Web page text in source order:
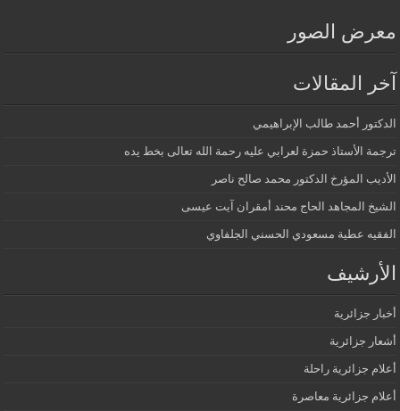
معرض الصور
آخر المقالات
الدكتور أحمد طالب الإبراهيمي
ترجمة الأستاذ حمزة لعرابي عليه رحمة الله تعالى بخط يده
الأديب المؤرخ الدكتور محمد صالح ناصر
الشيخ المجاهد الحاج محند أمقران آيت عيسى
الفقيه عطية مسعودي الحسني الجلفاوي
الأرشيف
أخبار جزائرية
أشعار جزائرية
أعلام جزائرية راحلة
أعلام جزائرية معاصرة